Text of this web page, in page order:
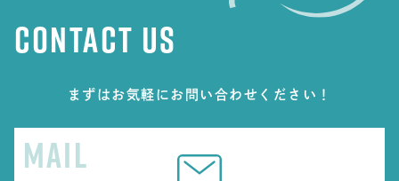
CONTACT US
まずはお気軽にお問い合わせください！
MAIL